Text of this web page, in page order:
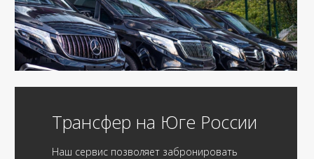
Трансфер на Юге России
Наш сервис позволяет забронировать